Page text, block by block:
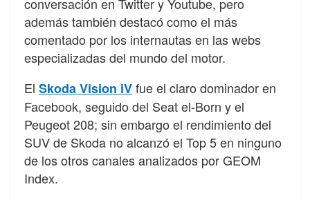
además también destacó como el más
comentado por los internautas en las webs
especializadas del mundo del motor.
El Skoda Vision iVfue el claro dominador en
Facebook, seguido del Seat el-Born y el
Peugeot 208; sin embargo el rendimiento del
SUV de Skoda no alcanzó el Top 5 en ninguno
de los otros canales analizados por GEOM
Index.